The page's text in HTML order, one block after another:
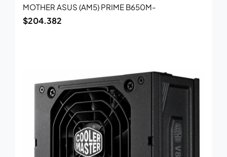
MOTHER ASUS (AM5) PRIME B650M-
$204.382